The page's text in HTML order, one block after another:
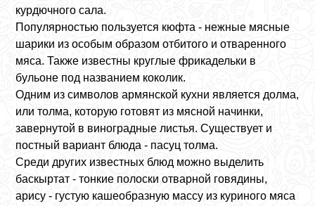
курдючного сала.
Популярностью пользуется кюфта - нежные мясные
шарики из особым образом отбитого и отваренного
мяса. Также известны круглые фрикадельки в
бульоне под названием коколик.
Одним из символов армянской кухни является долма,
или толма, которую готовят из мясной начинки,
завернутой в виноградные листья. Существует и
постный вариант блюда - пасуц толма.
Среди других известных блюд можно выделить
баскыртат - тонкие полоски отварной говядины,
арису - густую кашеобразную массу из куриного мяса